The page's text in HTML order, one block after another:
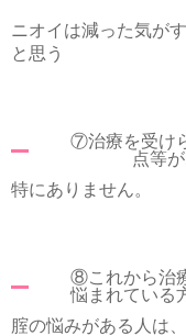
ニオイは減った気が
と思う
⑦治療を受け
点等
特にありません。
⑧これから治
悩まれている
腟の悩みがある人は